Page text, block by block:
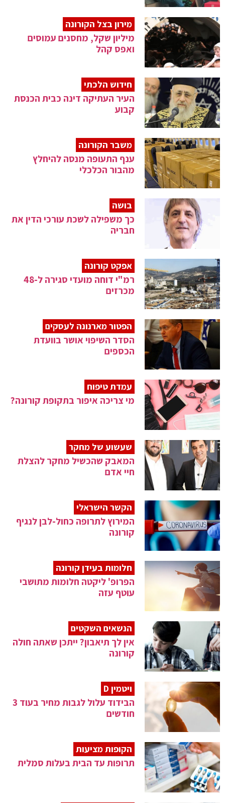
מירון בצל הקורונה
מיליון שקל, מחסנים עמוסים
ואפס קהל
חידוש הלכתי
העיר העתיקה דינה כבית הכנסת
קבוע
משבר הקורונה
ענף התעופה מנסה להיחלץ
מהבור הכלכלי
בושה
כך משפילה לשכת עורכי הדין את
חבריה
אפקט קורונה
רמ"י דוחה מועדי סגירה ל-48
מכרזים
הפטור מארנונה לעסקים
הסדר השיפוי אושר בוועדת
הכספים
עמדת טיפוח
מי צריכה איפור בתקופת קורונה?
שעשוע של מחקר
המאבק שהכשיל מחקר להצלת
חיי אדם
הקשר הישראלי
המירוץ לתרופה כחול-לבן לנגיף
קורונה
חלומות בעידן קורונה
הפרופ' ליקטה חלומות מתושבי
עוטף עזה
הנשאים השקטים
אין לך תיאבון? ייתכן שאתה חולה
קורונה
ויטמין D
הבידוד עלול לגבות מחיר בעוד 3
חודשים
הקופות מציעות
תרופות עד הבית בעלות סמלית